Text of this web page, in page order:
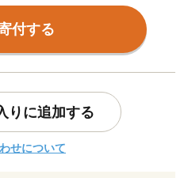
付する
りに追加する
せについて